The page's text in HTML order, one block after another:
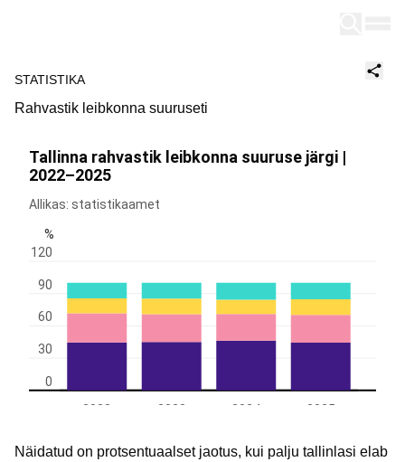
STATISTIKA
Rahvastik leibkonna suuruseti
Näidatud on protsentuaalset jaotus, kui palju tallinlasi elab